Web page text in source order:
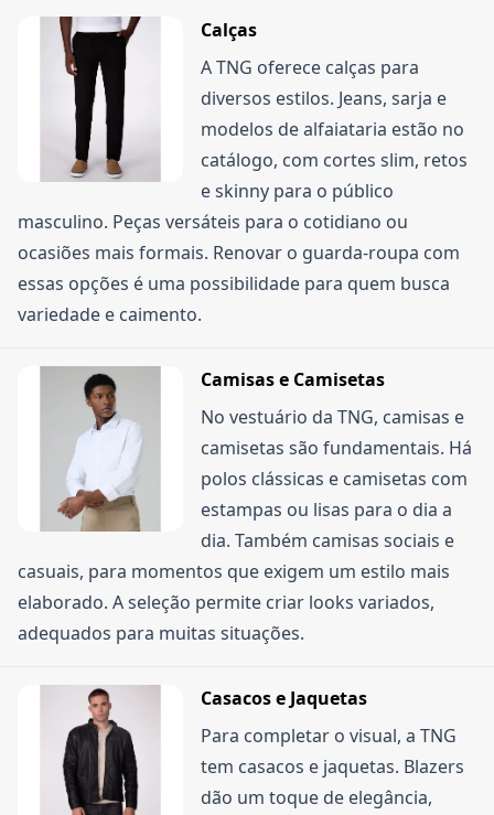
corridos após o recebimento do produto, e a
troca em até 30 dias corridos. Ambas podem ser
feitas pelo link da empresa ou, no caso de trocas,
também em lojas físicas. O produto precisa estar
com a etiqueta, sem indícios de uso e
acompanhado da nota fiscal. Para compras feitas
em lojas físicas, a devolução por arrependimento
não é possível; permite-se apenas a troca da
mercadoria em até 30 dias, com a nota fiscal e o
produto sem uso.
Calças
A TNG oferece calças para
diversos estilos. Jeans, sarja e
modelos de alfaiataria estão no
catálogo, com cortes slim, retos
e skinny para o público
masculino. Peças versáteis para o cotidiano ou
ocasiões mais formais. Renovar o guarda-roupa com
essas opções é uma possibilidade para quem busca
variedade e caimento.
Camisas e Camisetas
No vestuário da TNG, camisas e
camisetas são fundamentais. Há
polos clássicas e camisetas com
estampas ou lisas para o dia a
dia. Também camisas sociais e
casuais, para momentos que exigem um estilo mais
elaborado. A seleção permite criar looks variados,
adequados para muitas situações.
Casacos e Jaquetas
Para completar o visual, a TNG
tem casacos e jaquetas. Blazers
dão um toque de elegância,